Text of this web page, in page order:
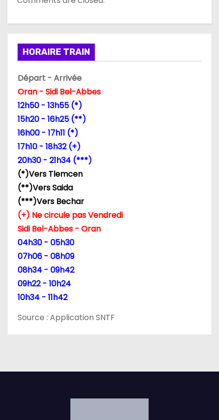
n
d
e
a
r
t
c
e
HORAIRE TRAIN
Départ - Arrivée
Oran - Sidi Bel-Abbes
12h50 - 13h55 (*)
15h20 - 16h25 (**)
16h00 - 17h11 (*)
17h10 - 18h32 (+)
20h30 - 21h34 (***)
(*)Vers Tlemcen
(**)Vers Saida
(***)Vers Bechar
(+) Ne circule pas Vendredi
Sidi Bel-Abbes - Oran
04h30 - 05h30
07h06 - 08h09
08h34 - 09h42
09h22 - 10h24
10h34 - 11h42
Source : Application SNTF